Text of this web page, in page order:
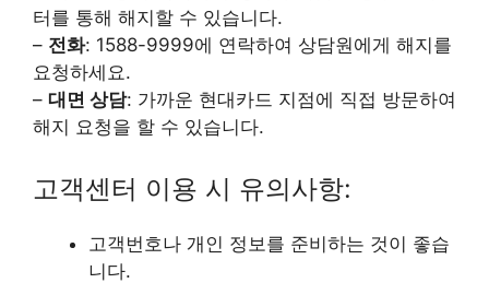
터를 통해 해지할 수 있습니다.
– 전화: 1588-9999에 연락하여 상담원에게 해지를
요청하세요.
– 대면 상담: 가까운 현대카드 지점에 직접 방문하여
해지 요청을 할 수 있습니다.
고객센터 이용 시 유의사항:
고객번호나 개인 정보를 준비하는 것이 좋습
니다.